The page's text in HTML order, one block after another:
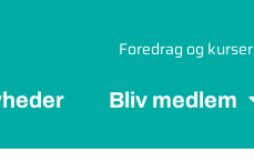
Foredrag og kurser
Bliv medlem